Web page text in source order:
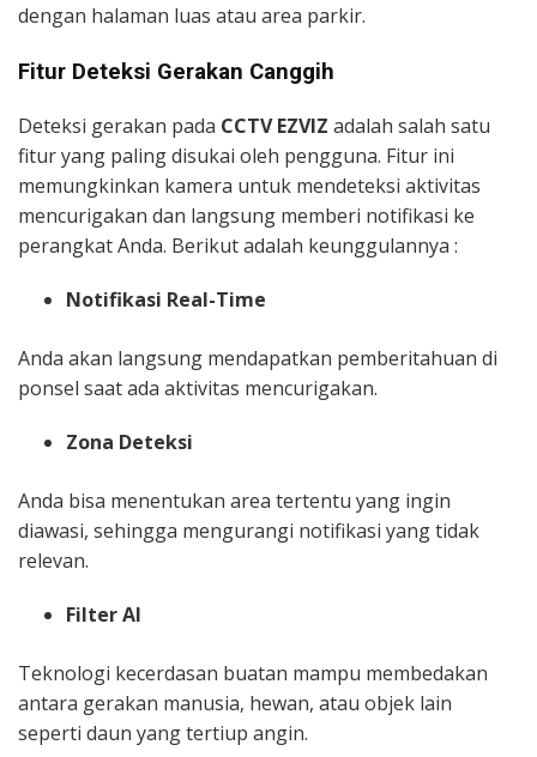
dengan halaman luas atau area parkir.
Fitur Deteksi Gerakan Canggih
Deteksi gerakan pada CCTV EZVIZ adalah salah satu
fitur yang paling disukai oleh pengguna. Fitur ini
memungkinkan kamera untuk mendeteksi aktivitas
mencurigakan dan langsung memberi notifikasi ke
perangkat Anda. Berikut adalah keunggulannya :
Notifikasi Real-Time
Anda akan langsung mendapatkan pemberitahuan di
ponsel saat ada aktivitas mencurigakan.
Zona Deteksi
Anda bisa menentukan area tertentu yang ingin
diawasi, sehingga mengurangi notifikasi yang tidak
relevan.
Filter AI
Teknologi kecerdasan buatan mampu membedakan
antara gerakan manusia, hewan, atau objek lain
seperti daun yang tertiup angin.